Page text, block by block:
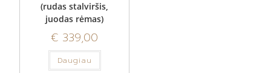
(rudas stalviršis,
juodas rėmas)
€ 339,00
Daugiau